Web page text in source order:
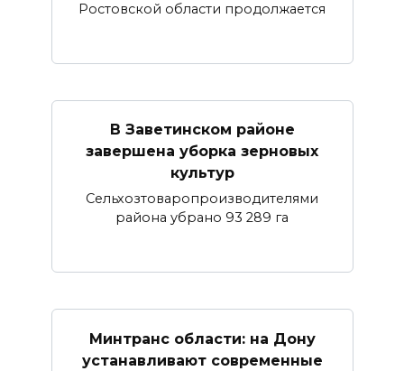
Ростовской области продолжается
В Заветинском районе
завершена уборка зерновых
культур
Сельхозтоваропроизводителями
района убрано 93 289 га
Минтранс области: на Дону
устанавливают современные